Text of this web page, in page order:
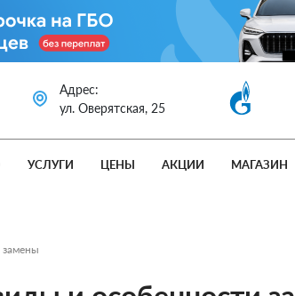
Адрес:
ул. Оверятская, 25
УСЛУГИ ЦЕНЫ АКЦИИ МАГАЗИН
замены